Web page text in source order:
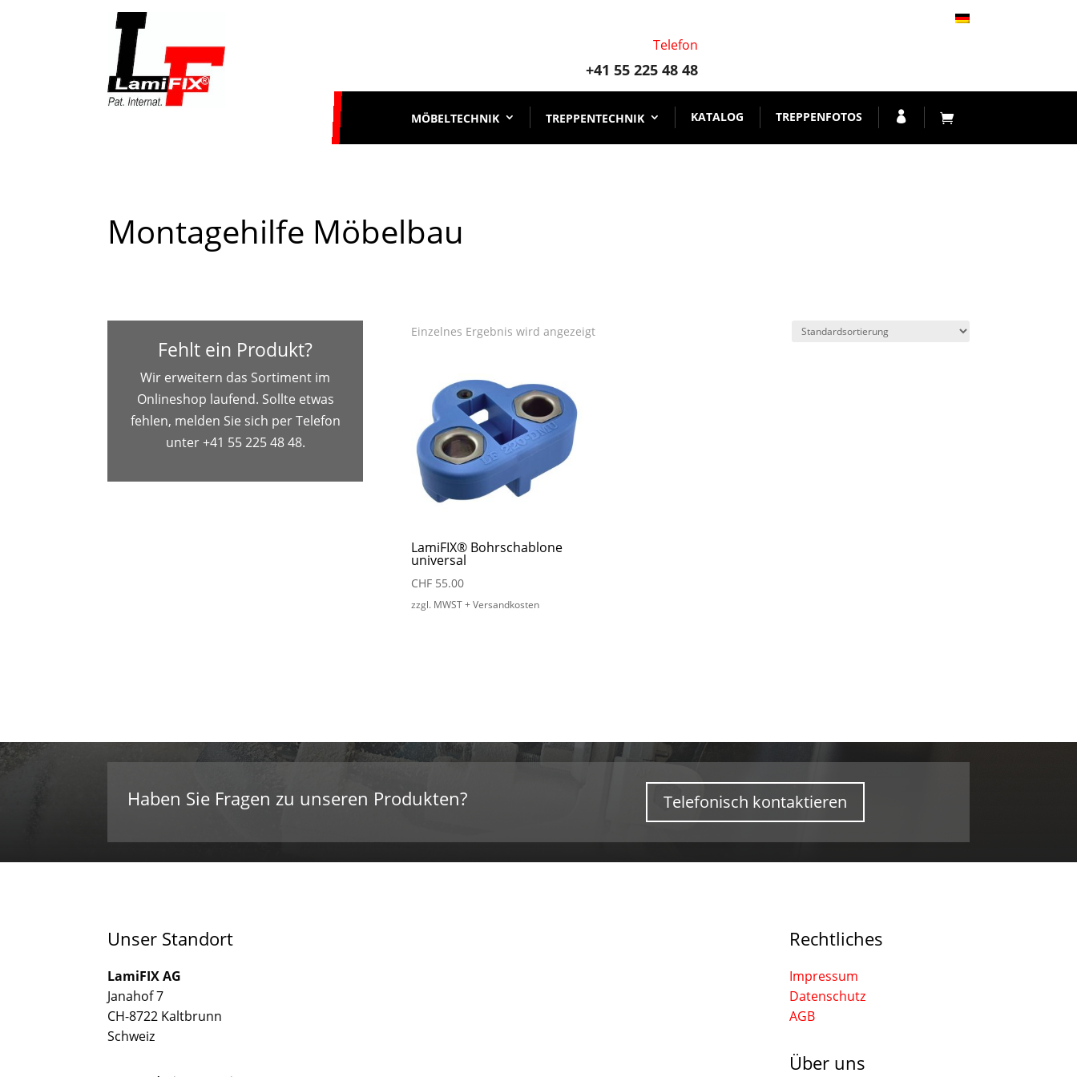
Telefon
+41 55 225 48 48
MÖBELTECHNIK TREPPENTECHNIK KATALOG TREPPENFOTOS 
Montagehilfe Möbelbau
Fehlt ein Produkt?
Wir erweitern das Sortiment im
Onlineshop laufend. Sollte etwas
fehlen, melden Sie sich per Telefon
unter +41 55 225 48 48.
Einzelnes Ergebnis wird angezeigt
LamiFIX® Bohrschablone
universal
CHF55.00
zzgl. MWST + Versandkosten
Haben Sie Fragen zu unseren Produkten? Telefonisch kontaktieren
Unser Standort
LamiFIX AG
Janahof 7
CH-8722 Kaltbrunn
Schweiz
Rechtliches
Impressum
Datenschutz
AGB
Über uns